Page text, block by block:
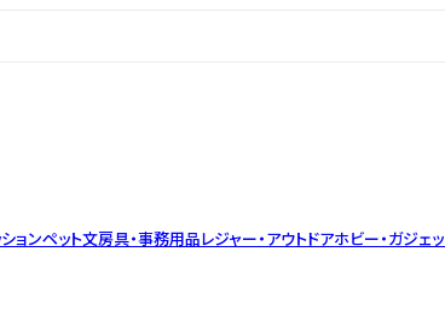
ョンペット文房具・事務用品レジャー・アウトドアホビー・ガジェ